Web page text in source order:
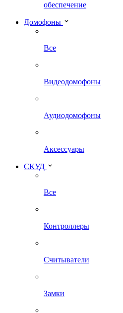
обеспечение
Домофоны
Все
Видеодомофоны
Аудиодомофоны
Аксессуары
СКУД
Все
Контроллеры
Считыватели
Замки